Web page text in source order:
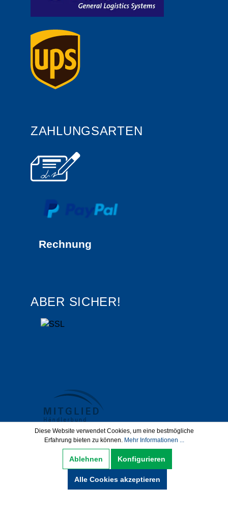
ZAHLUNGSARTEN
Rechnung
ABER SICHER!
Datenschutz AGB
Impressum
Hinweise zur Batterieentsorgung
Diese Website verwendet Cookies, um eine bestmögliche
Erfahrung bieten zu können. Mehr Informationen ...
Ablehnen Konfigurieren
Alle Cookies akzeptieren